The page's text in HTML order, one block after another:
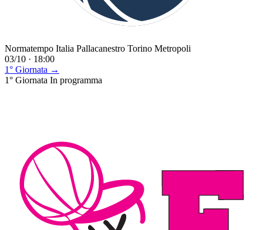
Normatempo Italia Pallacanestro Torino Metropoli
03/10 · 18:00
1° Giornata →
1° Giornata In programma